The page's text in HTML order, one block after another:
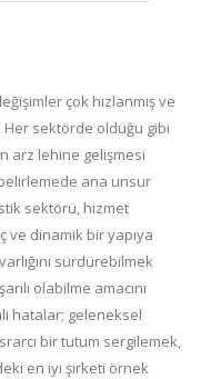
çok hızlanmış ve
Her sektörde olduğu gibi
arz lehine gelişmesi
ana unsur
sektörü, hizmet
ve dinamik bir yapıya
sürdürebilmek
olabilme amacını
hatalar; geleneksel
bir tutum sergilemek,
en iyi şirketi örnek